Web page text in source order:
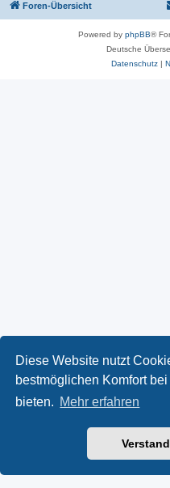
Diese Website nutzt
bestmöglichen Komfort
bieten. Mehr erfahren
Foren-Übersicht
Powered by phpBB®
Deutsche
Datenschutz|